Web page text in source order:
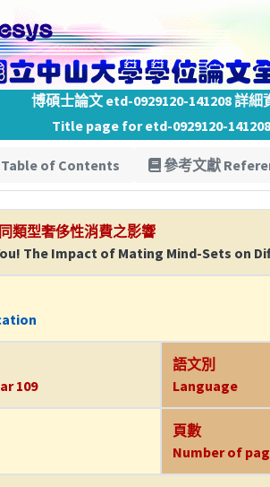
博碩士論文 etd-0929120-141208 詳細
Title page for etd-0929120-141208
of Contents 參考文獻
類型奢侈性消費之影響
The Impact of Mating Mind-Sets on
109
語文別
Language
頁數
Number of